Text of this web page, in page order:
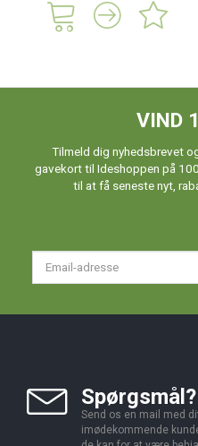
VIND
Tilmeld dig nyhedsbrevet
gavekort til Ideshoppen på
til at få seneste nyt,
Spørgsmål?
Send os en mail med
imødekommende